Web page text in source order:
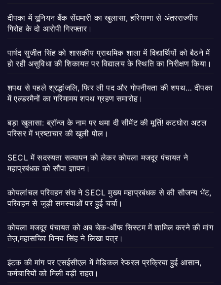
दीपका में यूनियन बैंक सेंधमारी का खुलासा, हरियाणा से अंतरराज्यीय
गिरोह के दो आरोपी गिरफ्तार।
पार्षद सुजीत सिंह को शासकीय प्राथमिक शाला में विद्यार्थियों को बैठने में
हो रही असुविधा की शिकायत पर विद्यालय के स्थिति का निरीक्षण किया।
शपथ से पहले श्रद्धांजलि, फिर ली पद और गोपनीयता की शपथ… दीपका
में एल्डरमैनों का गरिमामय शपथ ग्रहण समारोह।
बड़ा खुलासा: ब्रॉन्ज के नाम पर थमा दी सीमेंट की मूर्ति! कटघोरा अटल
परिसर में भ्रष्टाचार की खुली पोल।
SECL में सदस्यता सत्यापन को लेकर कोयला मजदूर पंचायत ने
महाप्रबंधक को सौंपा ज्ञापन।
कोयलांचल परिवहन संघ ने SECL मुख्य महाप्रबंधक से की सौजन्य भेंट,
परिवहन से जुड़ी समस्याओं पर हुई चर्चा।
कोयला मजदूर पंचायत को अब चेक-ऑफ सिस्टम में शामिल करने की मांग
तेज़,महासचिव विनय सिंह ने लिखा पत्र।
इंटक की मांग पर एसईसीएल में मेडिकल रेफरल प्रक्रिया हुई आसान,
कर्मचारियों को मिली बड़ी राहत।